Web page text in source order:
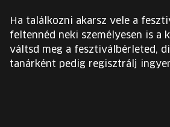
Ha találkozni akarsz vele a
feltennéd neki személyesen is a
váltsd meg a fesztiválbérleted,
tanárként pedig regisztrálj